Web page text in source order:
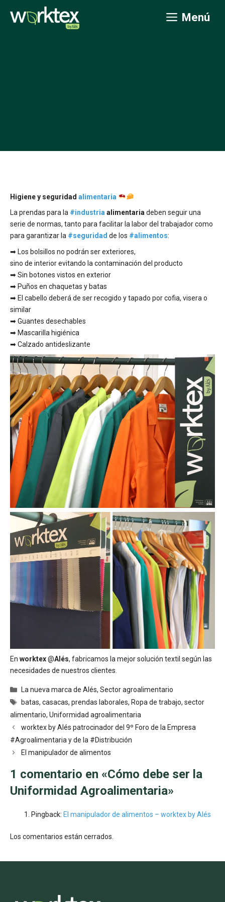
Menú
Higiene y seguridad alimentaria
La prendas para la #industriaalimentariadeben seguir una
serie de normas, tanto para facilitar la labor del trabajador como
para garantizar la #seguridad de los #alimentos:
➡ Los bolsillos no podrán ser exteriores,
sino de interior evitando la contaminación del producto
➡ Sin botones vistos en exterior
➡ Puños en chaquetas y batas
➡ El cabello deberá de ser recogido y tapado por cofia, visera o
similar
➡ Guantes desechables
➡ Mascarilla higiénica
➡ Calzado antideslizante
En worktex@Alés, fabricamos la mejor solución textil según las
necesidades de nuestros clientes.
Categorías
La nueva marca de Alés,Sector agroalimentario
Etiquetas
batas,casacas,prendas laborales, Ropa de trabajo,sector
alimentario, Uniformidad agroalimentaria
Navegación
de
worktex by Alés patrocinador del 9º Foro de la Empresa
#Agroalimentaria y de la #Distribución
El manipulador de alimentos
1 comentario en «Cómo debe ser la
Uniformidad Agroalimentaria»
Pingback: El manipulador de alimentos – worktex by Alés
Los comentarios están cerrados.